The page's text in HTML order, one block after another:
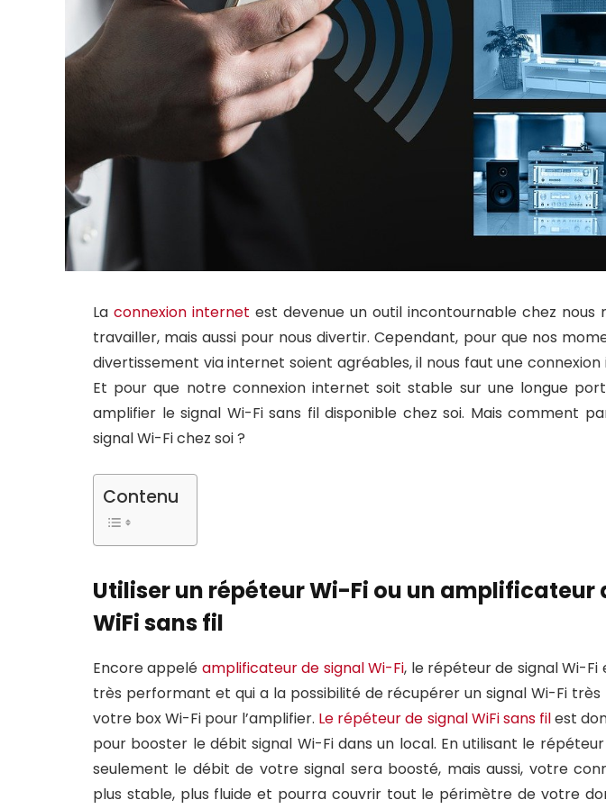
La connexion internet est devenue un outil incontournable chez nous
travailler, mais aussi pour nous divertir. Cependant, pour que nos
divertissement via internet soient agréables, il nous faut une
Et pour que notre connexion internet soit stable sur une longue
amplifier le signal Wi-Fi sans fil disponible chez soi. Mais comment
signal Wi-Fi chez soi ?
Contenu
Utiliser un répéteur Wi-Fi ou un amplificateur
WiFi sans fil
Encore appelé amplificateur de signal Wi-Fi, le répéteur de signal Wi-
très performant et qui a la possibilité de récupérer un signal Wi-Fi
votre box Wi-Fi pour l’amplifier. Le répéteur de signal WiFi sans filest
pour booster le débit signal Wi-Fi dans un local. En utilisant le
seulement le débit de votre signal sera boosté, mais aussi, votre
plus stable, plus fluide et pourra couvrir tout le périmètre de votre